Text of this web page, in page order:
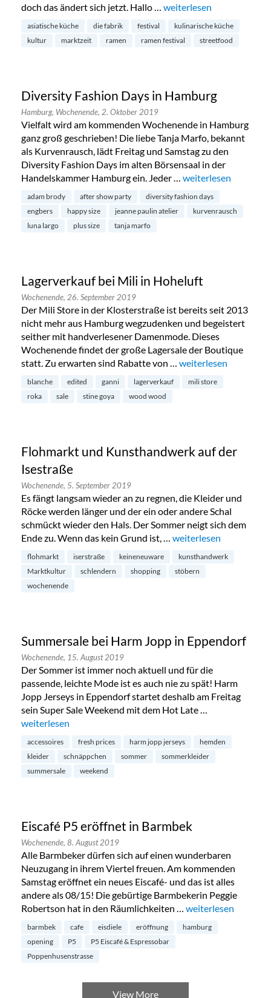
doch das ändert sich jetzt. Hallo … „Ramen Festival in
weiterlesen
asiatische küche die fabrik festival
kulinarische küche
kultur
marktzeit ramen ramen festival streetfood
Diversity Fashion Days in Hamburg
Hamburg, Wochenende, 2. Oktober 2019
Vielfalt wird am kommenden Wochenende in Hamburg
ganz groß geschrieben! Die liebe Tanja Marfo, bekannt
als Kurvenrausch, lädt Freitag und Samstag zu den
Diversity Fashion Days im alten Börsensaal in der
Handelskammer Hamburg ein. Jeder … „Diversity Fashion
weiterlesen
adam brody after show party
diversity fashion days
engbers
happy size jeanne paulin atelier
kurvenrausch
luna largo
plus size tanja marfo
Lagerverkauf bei Mili in Hoheluft
Wochenende, 26. September 2019
Der Mili Store in der Klosterstraße ist bereits seit 2013
nicht mehr aus Hamburg wegzudenken und begeistert
seither mit handverlesener Damenmode. Dieses
Wochenende findet der große Lagersale der Boutique
statt. Zu erwarten sind Rabatte von … „Lagerverkauf bei
weiterlesen
blanche edited ganni lagerverkauf
mili store
roka
sale stine goya wood wood
Flohmarkt und Kunsthandwerk auf der
Isestraße
Wochenende, 5. September 2019
Es fängt langsam wieder an zu regnen, die Kleider und
Röcke werden länger und der ein oder andere Schal
schmückt wieder den Hals. Der Sommer neigt sich dem
Ende zu. Wenn das kein Grund ist, … „Flohmarkt und
weiterlesen
flohmarkt iserstraße keineneuware
kunsthandwerk
Marktkultur
schlendern shopping
stöbern
wochenende
Summersale bei Harm Jopp in Eppendorf
Wochenende, 15. August 2019
Der Sommer ist immer noch aktuell und für die
passende, leichte Mode ist es auch nie zu spät! Harm
Jopp Jerseys in Eppendorf startet deshalb am Freitag
sein Super Sale Weekend mit dem Hot Late …
„Summersale bei Harm Jopp in Eppendorf“
weiterlesen
accessoires fresh prices harm jopp jerseys
hemden
kleider
schnäppchen sommer
sommerkleider
summersale
weekend
Eiscafé P5 eröffnet in Barmbek
Wochenende, 8. August 2019
Alle Barmbeker dürfen sich auf einen wunderbaren
Neuzugang in ihrem Viertel freuen. Am kommenden
Samstag eröffnet ein neues Eiscafé- und das ist alles
andere als 08/15! Die gebürtige Barmbekerin Peggie
Robertson hat in den Räumlichkeiten … „Eiscafé P5 eröffnet
weiterlesen
barmbek cafe eisdiele eröffnung
hamburg
opening
P5
P5 Eiscafé & Espressobar
Poppenhusenstrasse
View More